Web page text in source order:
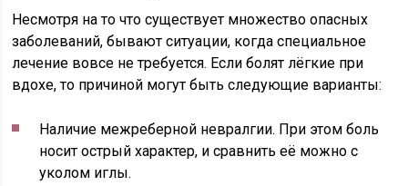
Несмотря на то что существует множество опасных
заболеваний, бывают ситуации, когда специальное
лечение вовсе не требуется. Если болят лёгкие при
вдохе, то причиной могут быть следующие варианты:
Наличие межреберной невралгии. При этом боль
носит острый характер, и сравнить её можно с
уколом иглы.